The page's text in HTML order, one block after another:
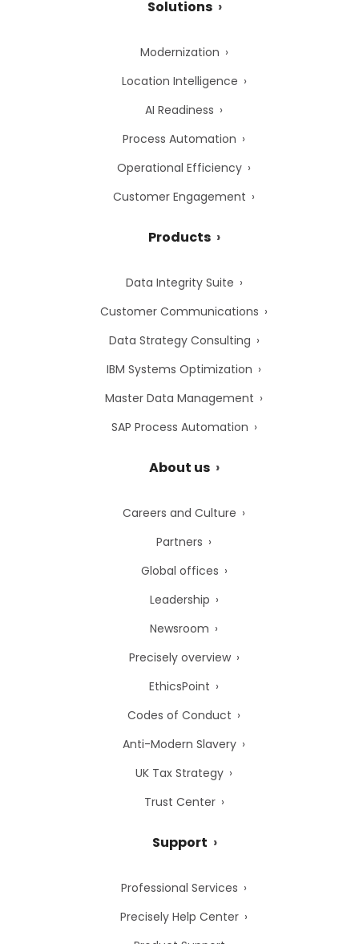
Solutions
Modernization
Location Intelligence
AI Readiness
Process Automation
Operational Efficiency
Customer Engagement
Products
Data Integrity Suite
Customer Communications
Data Strategy Consulting
IBM Systems Optimization
Master Data Management
SAP Process Automation
About us
Careers and Culture
Partners
Global offices
Leadership
Newsroom
Precisely overview
EthicsPoint
Codes of Conduct
Anti-Modern Slavery
UK Tax Strategy
Trust Center
Support
Professional Services
Precisely Help Center